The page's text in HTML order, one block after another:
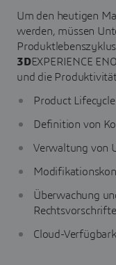
Um den heutigen
werden, müssen
3DEXPERIENCE
und die
Product
Definition von
Verwaltung von
Überwachung
Cloud-